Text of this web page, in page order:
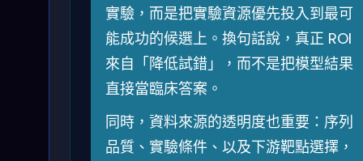
實驗，而是把實驗資源優先投入到最可
能成功的候選上。換句話說，真正 ROI
來自「降低試錯」，而不是把模型結果
直接當臨床答案。
同時，資料來源的透明度也重要：序列
品質、實驗條件、以及下游靶點選擇，